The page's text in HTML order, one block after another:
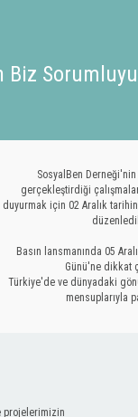
Biz
SosyalBen
gerçekleştirdiği
duyurmak için 02 Aralık
Basın lansmanında 05
Günü'ne dikkat
Türkiye'de ve dünyadaki
mensuplarıyla
projelerimizin